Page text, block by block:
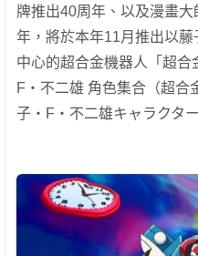
牌推出40周年、以及漫畫
年，將於本年11月推出以
中心的超合金機器人「超合
F・不二雄 角色集合（超合
子・F・不二雄キャラクタ